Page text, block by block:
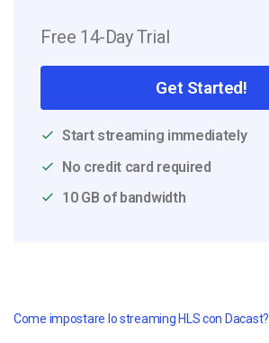
Free 14-Day Trial
Get Started!
Start streaming immediately
No credit card required
10 GB of bandwidth
Come impostare lo streaming HLS con Dacast?